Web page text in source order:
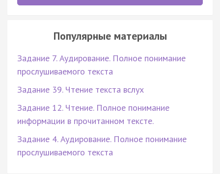
Популярные материалы
Задание 7. Аудирование. Полное понимание
прослушиваемого текста
Задание 39. Чтение текста вслух
Задание 12. Чтение. Полное понимание
информации в прочитанном тексте.
Задание 4. Аудирование. Полное понимание
прослушиваемого текста